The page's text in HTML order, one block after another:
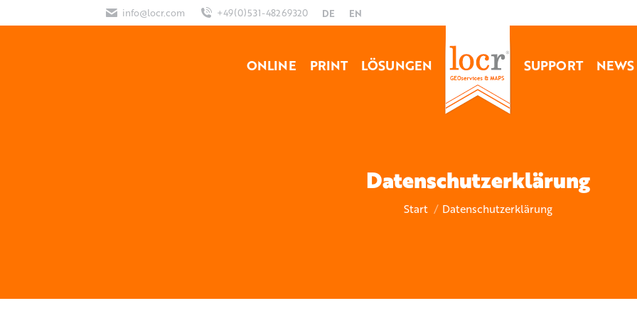
info@locr.com +49(0)531-48269320 DE EN
ONLINE PRINT LÖSUNGEN SUPPORT NEWS
Datenschutzerklärung
Sie befinden sich hier:
Start
Datenschutzerklärung